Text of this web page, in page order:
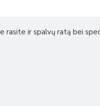
rasite ir spalvų ratą bei